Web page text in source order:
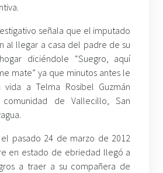
señala que el imputado
al llegar a casa del padre de su
diciéndole “Suegro, aquí
mate” ya que minutos antes le
a Telma Rosibel Guzmán
de Vallecillo, San
pasado 24 de marzo de 2012
en estado de ebriedad llegó a
a traer a su compañera de